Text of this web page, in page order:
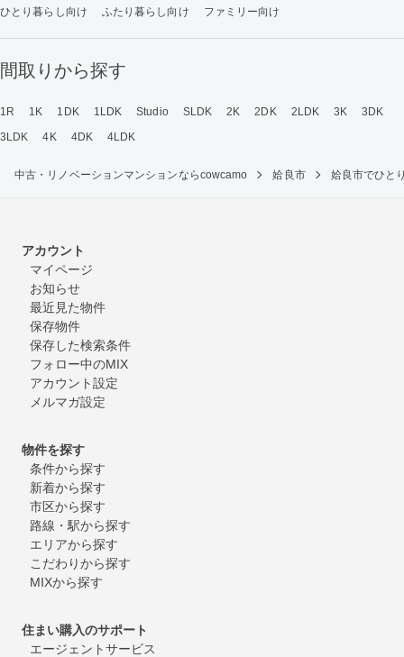
ひとり暮らし向け
ふたり暮らし向け ファミリー向け
間取りから探す
1R 1K 1DK 1LDK Studio SLDK 2K 2DK 2LDK 3K
3DK
3LDK
4K 4DK 4LDK
中古・リノベーションマンションならcowcamo 姶良市 姶良市でひと
アカウント
マイページ
お知らせ
最近見た物件
保存物件
保存した検索条件
フォロー中のMIX
アカウント設定
メルマガ設定
物件を探す
条件から探す
新着から探す
市区から探す
路線・駅から探す
エリアから探す
こだわりから探す
MIXから探す
住まい購入のサポート
エージェントサービス